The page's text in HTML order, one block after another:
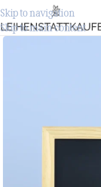
Skip to navigation
Skip to main content